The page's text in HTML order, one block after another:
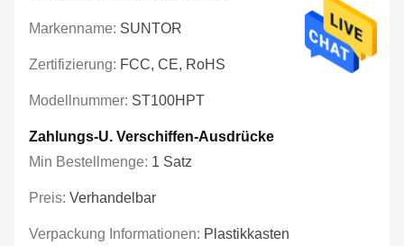
Markenname: SUNTOR
Zertifizierung: FCC, CE, RoHS
Modellnummer: ST100HPT
Zahlungs-U. Verschiffen-Ausdrücke
Min Bestellmenge: 1 Satz
Preis: Verhandelbar
Verpackung Informationen: Plastikkasten